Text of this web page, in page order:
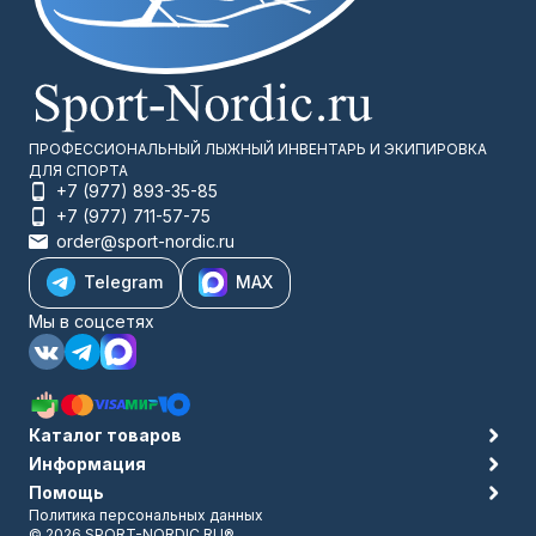
ПРОФЕССИОНАЛЬНЫЙ ЛЫЖНЫЙ ИНВЕНТАРЬ И ЭКИПИРОВКА
ДЛЯ СПОРТА
+7 (977) 893-35-85
+7 (977) 711-57-75
order@sport-nordic.ru
Telegram
MAX
Мы в соцсетях
Каталог товаров
Информация
Помощь
Политика персональных данных